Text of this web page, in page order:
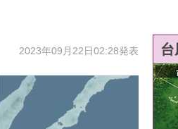
2023年09月22日02:28発表